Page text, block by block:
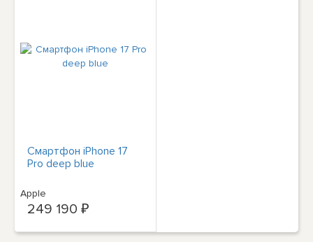
Смартфон iPhone 17
Pro deep blue
Apple
249 190 ₽